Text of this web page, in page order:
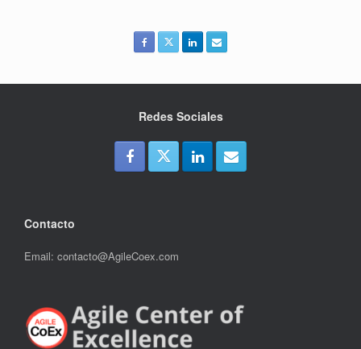
Redes Sociales
Contacto
Email: contacto@AgileCoex.com